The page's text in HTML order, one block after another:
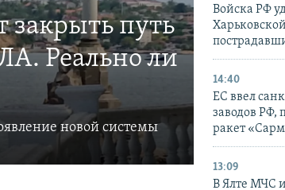
закрыть путь
Реально ли
новой системы
Войска РФ
14:40
ЕС ввел
заводов РФ,
ракет
13:09
В Ялте МЧС